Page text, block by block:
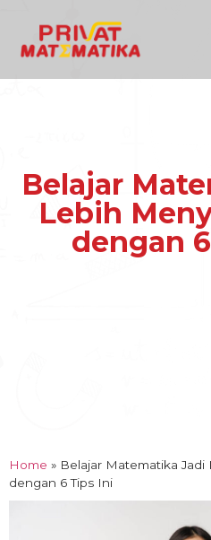
Belajar
Lebih
dengan
Home » Belajar Matematika
dengan 6 Tips Ini